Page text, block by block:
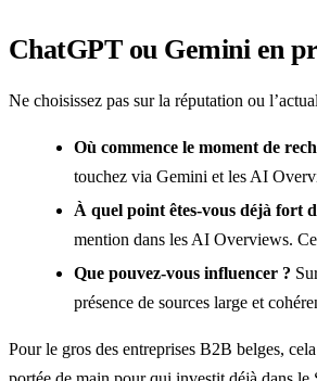
ChatGPT ou Gemini en
Ne choisissez pas sur la réputation ou
Où commence le moment de
touchez via Gemini et les AI
À quel point êtes-vous déjà fort
mention dans les AI Overviews.
Que pouvez-vous influencer ?
présence de sources large et
Pour le gros des entreprises B2B belges,